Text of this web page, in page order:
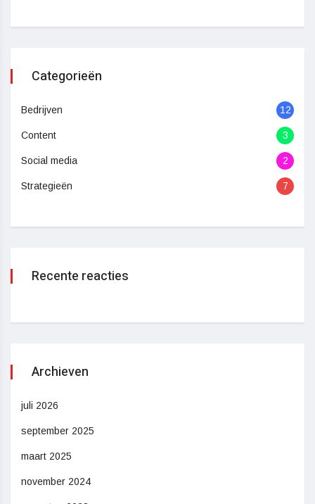
Categorieën
Bedrijven 12
Content 3
Social media 2
Strategieën 7
Recente reacties
Archieven
juli 2026
september 2025
maart 2025
november 2024